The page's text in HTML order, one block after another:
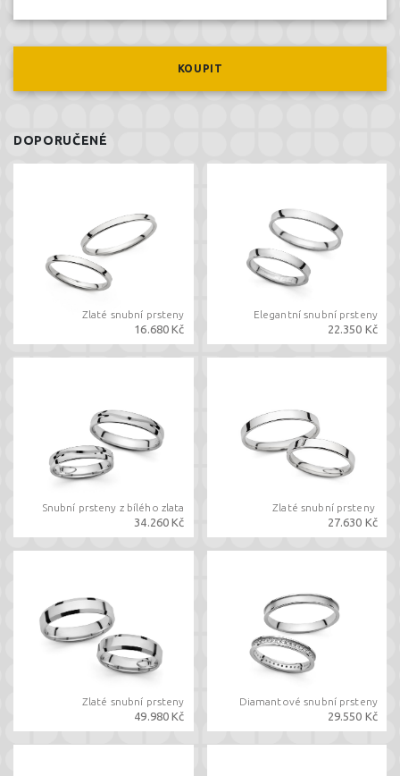
KOUPIT
DOPORUČENÉ
Zlaté snubní prsteny
16.680 Kč
Elegantní snubní prsteny
22.350 Kč
Snubní prsteny z bílého zlata
34.260 Kč
Zlaté snubní prsteny
27.630 Kč
Zlaté snubní prsteny
49.980 Kč
Diamantové snubní prsteny
29.550 Kč